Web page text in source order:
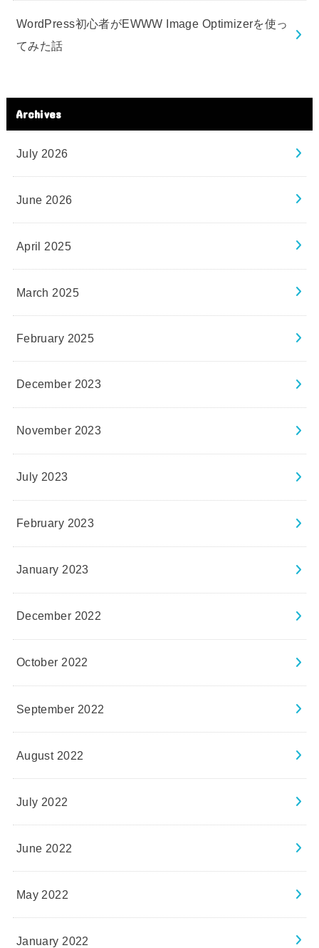
WordPress初心者がEWWW Image Optimizerを使っ
てみた話
Archives
July 2026
June 2026
April 2025
March 2025
February 2025
December 2023
November 2023
July 2023
February 2023
January 2023
December 2022
October 2022
September 2022
August 2022
July 2022
June 2022
May 2022
January 2022